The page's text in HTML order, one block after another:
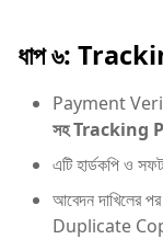
ধাপ ৬:
Payment
সহ Tracking
এটি হার্ডকপি ও
আবেদন
Duplicate Copy